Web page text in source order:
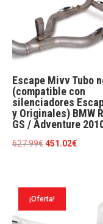
Escape Mivv Tubo
(compatible con
silenciadores
y Originales) BMW
GS / Adventure
627.99€El
era:
451.02€El
¡Oferta!